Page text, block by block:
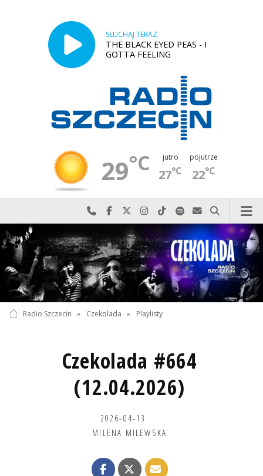
SŁUCHAJ TERAZ
THE BLACK EYED PEAS - I
GOTTA FEELING
29°C jutro
27°C
pojutrze
22°C
Najlepiej po prostu do nas zadzwoń
Odwiedź nas na Facebook-u
Odwiedź nas na X
Odwiedź nas na Instagram-ie
Odwiedź nas na TikTok-u
Szukaj nas na Spotify
Wyślij do nas
Szukaj
Radio Szczecin » Czekolada » Playlisty
Czekolada #664
(12.04.2026)
2026-04-13
MILENA MILEWSKA